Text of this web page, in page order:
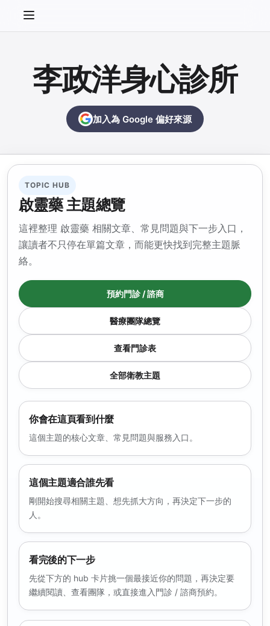
李政洋身心診所
加入為 Google 偏好來源
TOPIC HUB
啟靈藥 主題總覽
這裡整理 啟靈藥 相關文章、常見問題與下一步入口，
讓讀者不只停在單篇文章，而能更快找到完整主題脈
絡。
預約門診 / 諮商
醫療團隊總覽
查看門診表
全部衛教主題
你會在這頁看到什麼
這個主題的核心文章、常見問題與服務入口。
這個主題適合誰先看
剛開始搜尋相關主題、想先抓大方向，再決定下一步的
人。
看完後的下一步
先從下方的 hub 卡片挑一個最接近你的問題，再決定要
繼續閱讀、查看團隊，或直接進入門診 / 諮商預約。